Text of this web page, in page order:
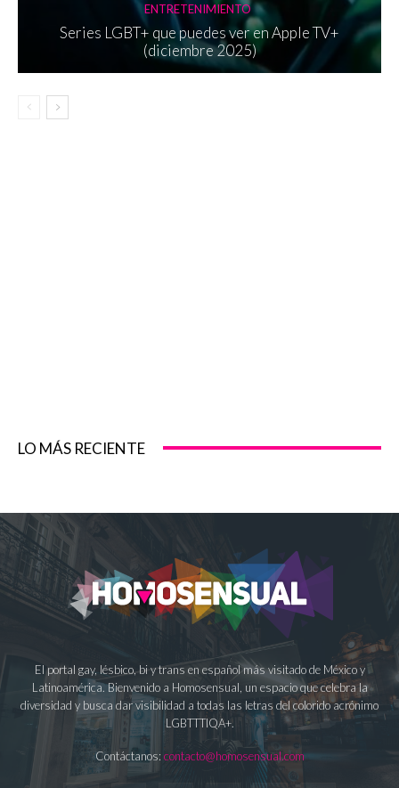
ENTRETENIMIENTO
Series LGBT+ que puedes ver en Apple TV+
(diciembre 2025)
LO MÁS RECIENTE
El portal gay, lésbico, bi y trans en español más visitado de México y
Latinoamérica. Bienvenido a Homosensual, un espacio que celebra la
diversidad y busca dar visibilidad a todas las letras del colorido acrónimo
LGBTTTIQA+.
Contáctanos: contacto@homosensual.com